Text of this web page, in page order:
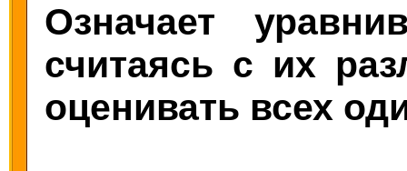
Означает
считаясь с их
оценивать всех